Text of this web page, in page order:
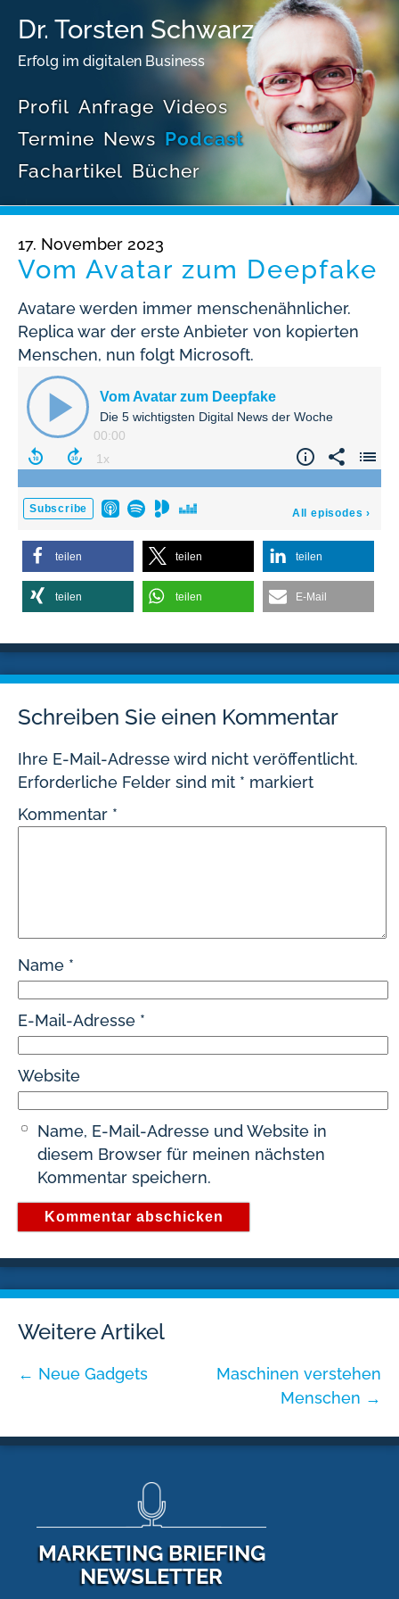
Dr. Torsten Schwarz
Erfolg im digitalen Business
Profil Anfrage Videos
Termine News Podcast
Fachartikel Bücher
17. November 2023
Vom Avatar zum Deepfake
Avatare werden immer menschenähnlicher.
Replica war der erste Anbieter von kopierten
Menschen, nun folgt Microsoft.
teilen teilen teilen
teilen teilen E-Mail
Schreiben Sie einen Kommentar
Ihre E-Mail-Adresse wird nicht veröffentlicht.
Erforderliche Felder sind mit * markiert
Kommentar *
Name *
E-Mail-Adresse *
Website
Name, E-Mail-Adresse und Website in
diesem Browser für meinen nächsten
Kommentar speichern.
Weitere Artikel
← Neue Gadgets
Maschinen verstehen
Menschen →
MARKETING BRIEFING
NEWSLETTER